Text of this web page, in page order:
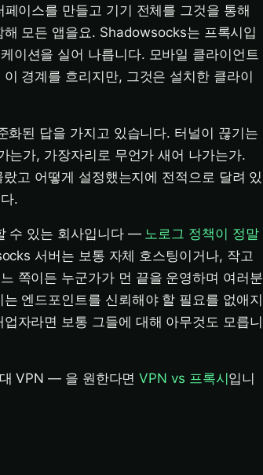
이스를 만들고 기기 전체를 그것을 통해
모든 앱을요. Shadowsocks는 프록시입
이션을 실어 나릅니다. 모바일 클라이언트
경계를 흐리지만, 그것은 설치한 클라이
화된 답을 가지고 있습니다. 터널이 끊기는
는가, 가장자리로 무언가 새어 나가는가.
고 어떻게 설정했는지에 전적으로 달려 있
.
수 있는 회사입니다 — 노로그 정책이 정말
서버는 보통 자체 호스팅이거나, 작고
쪽이든 누군가가 먼 끝을 운영하며 여러분
엔드포인트를 신뢰해야 할 필요를 없애지
자라면 보통 그들에 대해 아무것도 모릅니
VPN — 을 원한다면VPN vs 프록시입니